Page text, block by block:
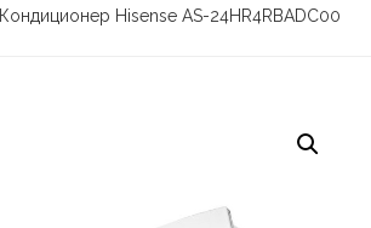
Кондиционер Hisense AS-24HR4RBADC00